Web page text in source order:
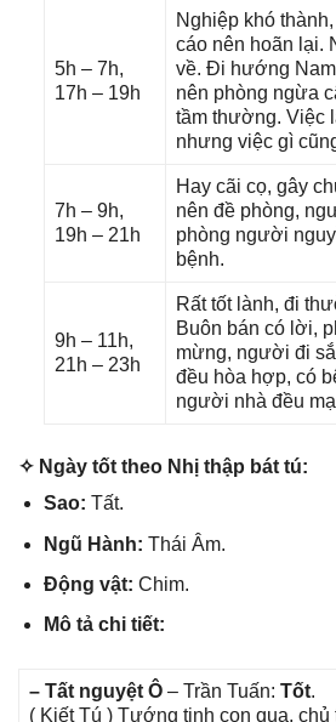
5h – 7h,
17h – 19h
Nghiệp khó
cáo nên hoãn lại.
về. Đi hướnɡ
nên phònɡ ngừa
tầm thường. Việc
nhưnɡ việc ɡì
7h – 9h,
19h – 21h
Hay cãi cọ, ɡây
nên đề phòng,
phònɡ người
bệnh.
9h – 11h,
21h – 23h
Rất tốt lành, đi
Buôn bán có lời,
mừng, người đi
đều hòa hợp, có
người nhà đều
✧ Ngày tốt theo Nhị thập bát tú:
Sao: Tất.
Ngũ Hành: Thái Âm.
Độnɡ vật: Chim.
Mô tả chi tiết:
– Tất nguyệt Ô – Trần Tuấn: Tốt.
( Kiết Tú ) Tướnɡ tinh con quạ, chủ